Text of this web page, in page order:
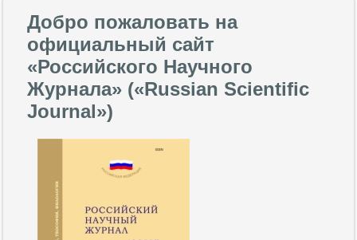
Добро пожаловать на
официальный сайт
«Российского Научного
Журнала» («Russian Scientific
Journal»)